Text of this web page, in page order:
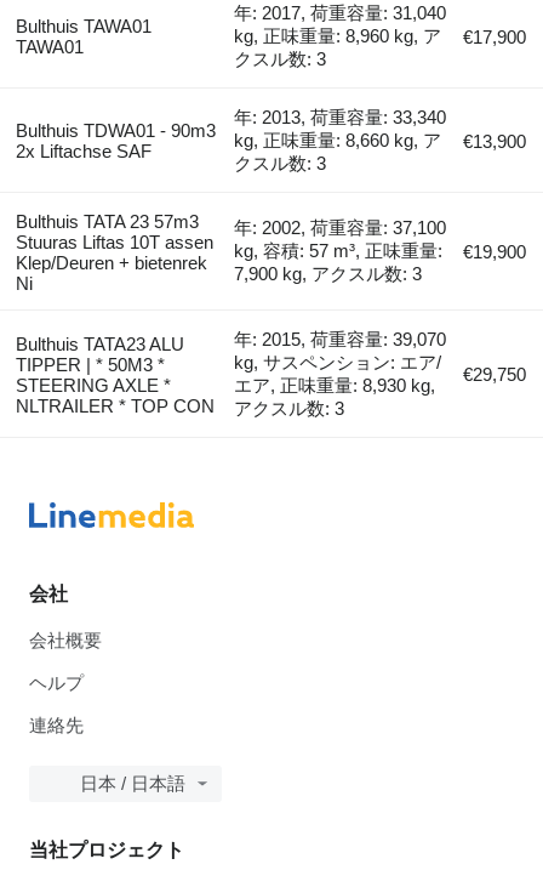
Bulthuis TAWA01
TAWA01
年: 2017, 荷重容量: 31,040
kg, 正味重量: 8,960 kg, ア
クスル数: 3
€17,900
Bulthuis TDWA01 - 90m3
2x Liftachse SAF
年: 2013, 荷重容量: 33,340
kg, 正味重量: 8,660 kg, ア
クスル数: 3
€13,900
Bulthuis TATA 23 57m3
Stuuras Liftas 10T assen
Klep/Deuren + bietenrek
Ni
年: 2002, 荷重容量: 37,100
kg, 容積: 57 m³, 正味重量:
7,900 kg, アクスル数: 3
€19,900
Bulthuis TATA23 ALU
TIPPER | * 50M3 *
STEERING AXLE *
NLTRAILER * TOP CON
年: 2015, 荷重容量: 39,070
kg, サスペンション: エア/
エア, 正味重量: 8,930 kg,
アクスル数: 3
€29,750
会社
会社概要
ヘルプ
連絡先
日本 / 日本語
当社プロジェクト